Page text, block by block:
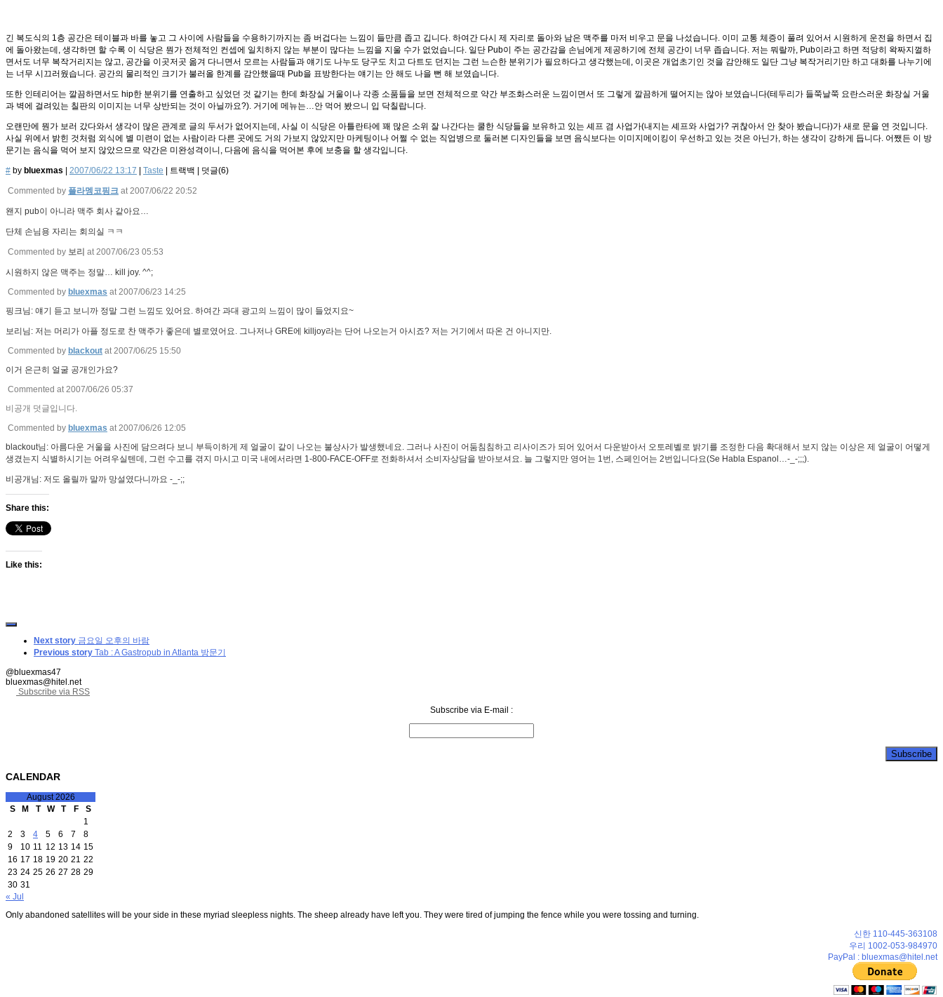
긴 복도식의 1층 공간은 테이블과 바를 놓고 그 사이에 사람들을 수용하기까지는 좀 버겁다는 느낌이 들만큼 좁고 깁니다. 하여간 다시 제 자리로 돌아와 남은 맥주를 마저 비우고 문을 나섰습니다. 이미 교통 체증이 풀려 있어서 시원하게 운전을 하면서 집
에 돌아왔는데, 생각하면 할 수록 이 식당은 뭔가 전체적인 컨셉에 일치하지 않는 부분이 많다는 느낌을 지울 수가 없었습니다. 일단 Pub이 주는 공간감을 손님에게 제공하기에 전체 공간이 너무 좁습니다. 저는 뭐랄까, Pub이라고 하면 적당히 왁짜지껄하
면서도 너무 복작거리지는 않고, 공간을 이곳저곳 옮겨 다니면서 모르는 사람들과 얘기도 나누도 당구도 치고 다트도 던지는 그런 느슨한 분위기가 필요하다고 생각했는데, 이곳은 개업초기인 것을 감안해도 일단 그냥 복작거리기만 하고 대화를 나누기에
는 너무 시끄러웠습니다. 공간의 물리적인 크기가 불러올 한계를 감안했을때 Pub을 표방한다는 얘기는 안 해도 나을 뻔 해 보였습니다.
또한 인테리어는 깔끔하면서도 hip한 분위기를 연출하고 싶었던 것 같기는 한데 화장실 거울이나 각종 소품들을 보면 전체적으로 약간 부조화스러운 느낌이면서 또 그렇게 깔끔하게 떨어지는 않아 보였습니다(테두리가 들쭉날쭉 요란스러운 화장실 거울
과 벽에 걸려있는 칠판의 이미지는 너무 상반되는 것이 아닐까요?). 거기에 메뉴는…안 먹어 봤으니 입 닥칠랍니다.
오랜만에 뭔가 보러 갔다와서 생각이 많은 관계로 글의 두서가 없어지는데, 사실 이 식당은 아틀란타에 꽤 많은 소위 잘 나간다는 쿨한 식당들을 보유하고 있는 셰프 겸 사업가(내지는 셰프와 사업가? 귀찮아서 안 찾아 봤습니다)가 새로 문을 연 것입니다.
사실 위에서 밝힌 것처럼 외식에 별 미련이 없는 사람이라 다른 곳에도 거의 가보지 않았지만 마케팅이나 어쩔 수 없는 직업병으로 둘러본 디자인들을 보면 음식보다는 이미지메이킹이 우선하고 있는 것은 아닌가, 하는 생각이 강하게 듭니다. 어쨌든 이 방
문기는 음식을 먹어 보지 않았으므로 약간은 미완성격이니, 다음에 음식을 먹어본 후에 보충을 할 생각입니다.
# by bluexmas 2007/06/22 13:17 Taste 트랙백 덧글(6)
Commented by 플라멩코핑크 at 2007/06/22 20:52
왠지 pub이 아니라 맥주 회사 같아요…
단체 손님용 자리는 회의실 ㅋㅋ
Commented by 보리 at 2007/06/23 05:53
시원하지 않은 맥주는 정말… kill joy. ^^;
Commented by bluexmas at 2007/06/23 14:25
핑크님: 얘기 듣고 보니까 정말 그런 느낌도 있어요. 하여간 과대 광고의 느낌이 많이 들었지요~
보리님: 저는 머리가 아플 정도로 찬 맥주가 좋은데 별로였어요. 그나저나 GRE에 killjoy라는 단어 나오는거 아시죠? 저는 거기에서 따온 건 아니지만.
Commented by blackout at 2007/06/25 15:50
이거 은근히 얼굴 공개인가요?
Commented at 2007/06/26 05:37
비공개 덧글입니다.
Commented by bluexmas at 2007/06/26 12:05
blackout님: 아름다운 거울을 사진에 담으려다 보니 부득이하게 제 얼굴이 같이 나오는 불상사가 발생했네요. 그러나 사진이 어둠침침하고 리사이즈가 되어 있어서 다운받아서 오토레벨로 밝기를 조정한 다음 확대해서 보지 않는 이상은 제 얼굴이 어떻게
생겼는지 식별하시기는 어려우실텐데, 그런 수고를 겪지 마시고 미국 내에서라면 1-800-FACE-OFF로 전화하셔서 소비자상담을 받아보셔요. 늘 그렇지만 영어는 1번, 스페인어는 2번입니다요(Se Habla Espanol…-_-;;;).
비공개님: 저도 올릴까 말까 망설였다니까요 -_-;;
Share this:
Like this:
Next story 금요일 오후의 바람
Previous story Tab : A Gastropub in Atlanta 방문기
@bluexmas47
bluexmas@hitel.net
Subscribe via RSS
Subscribe via E-mail :
CALENDAR
August 2026
S
M T W T F
S
1
2
3 4 5 6 7
8
9
10 11 12 13 14 15
16 17 18 19 20 21 22
23 24 25 26 27 28 29
30 31
« Jul
Only abandoned satellites will be your side in these myriad sleepless nights. The sheep already have left you. They were tired of jumping the fence while you were tossing and turning.
신한 110-445-363108
우리 1002-053-984970
PayPal : bluexmas@hitel.net